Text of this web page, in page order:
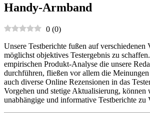
Handy-Armband
0 (0)
Unsere Testberichte fußen auf verschiedenen
möglichst objektives Testergebnis zu
empirischen Produkt-Analyse die unsere
durchführen, fließen vor allem die Meinungen
auch diverse Online Rezensionen in das
Vorgehen und stetige Aktualisierung, können
unabhängige und informative Testberichte zu